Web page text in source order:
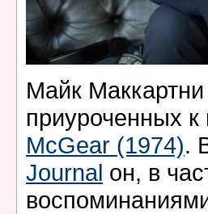
Майк
приуроченных
McGear (1974).
Journal он, в